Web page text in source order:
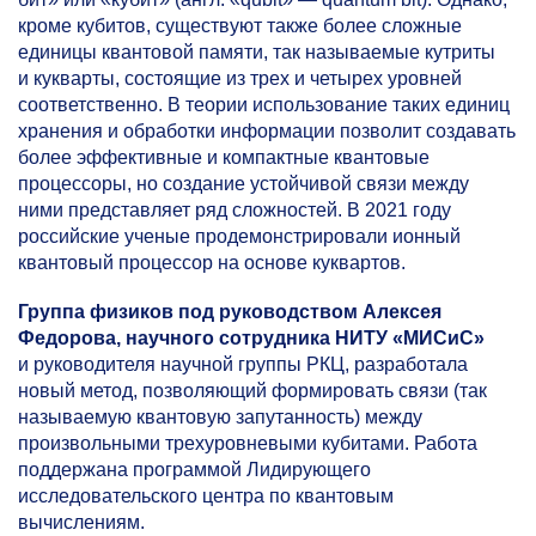
кроме кубитов, существуют также более сложные
единицы квантовой памяти, так называемые кутриты
и кукварты, состоящие из трех и четырех уровней
соответственно. В теории использование таких единиц
хранения и обработки информации позволит создавать
более эффективные и компактные квантовые
процессоры, но создание устойчивой связи между
ними представляет ряд сложностей. В 2021 году
российские ученые продемонстрировали ионный
квантовый процессор на основе куквартов.
Группа физиков под руководством Алексея
Федорова, научного сотрудника НИТУ «МИСиС»
и руководителя научной группы РКЦ, разработала
новый метод, позволяющий формировать связи (так
называемую квантовую запутанность) между
произвольными трехуровневыми кубитами. Работа
поддержана программой Лидирующего
исследовательского центра по квантовым
вычислениям.